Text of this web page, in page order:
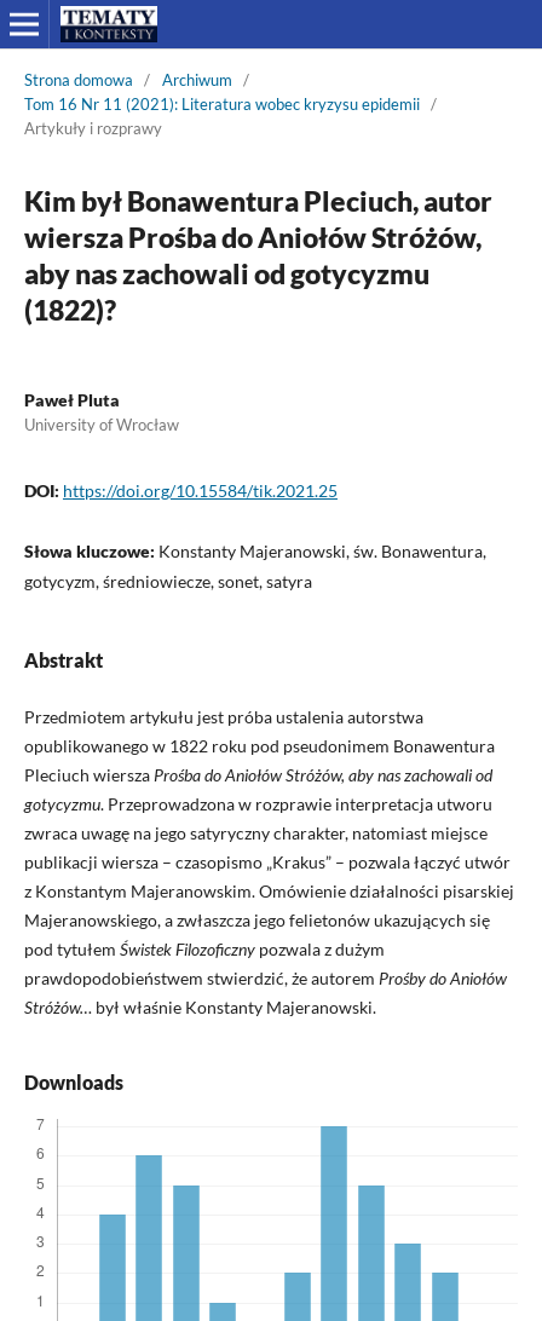
Strona domowa / Archiwum
/
Tom 16 Nr 11 (2021): Literatura wobec kryzysu epidemii /
Artykuły i rozprawy
Kim był Bonawentura Pleciuch, autor
wiersza Prośba do Aniołów Stróżów,
aby nas zachowali od gotycyzmu
(1822)?
Paweł Pluta
University of Wrocław
DOI: https://doi.org/10.15584/tik.2021.25
Słowa kluczowe: Konstanty Majeranowski, św. Bonawentura,
gotycyzm, średniowiecze, sonet, satyra
Abstrakt
Przedmiotem artykułu jest próba ustalenia autorstwa
opublikowanego w 1822 roku pod pseudonimem Bonawentura
Pleciuch wiersza Prośba do Aniołów Stróżów, aby nas zachowali od
gotycyzmu. Przeprowadzona w rozprawie interpretacja utworu
zwraca uwagę na jego satyryczny charakter, natomiast miejsce
publikacji wiersza – czasopismo „Krakus” – pozwala łączyć utwór
z Konstantym Majeranowskim. Omówienie działalności pisarskiej
Majeranowskiego, a zwłaszcza jego felietonów ukazujących się
pod tytułem Świstek Filozoficznypozwala z dużym
prawdopodobieństwem stwierdzić, że autorem Prośby do Aniołów
Stróżów… był właśnie Konstanty Majeranowski.
Downloads